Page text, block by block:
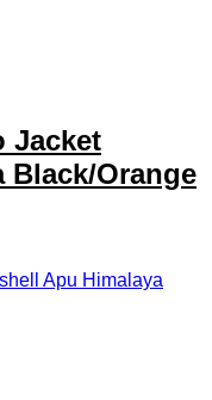
Jacket
Black/Orange